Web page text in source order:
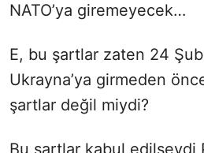
NATO’ya giremeyecek…
E, bu şartlar zaten 24
Ukrayna’ya girmeden
şartlar değil miydi?
Bu şartlar kabul edilseydi